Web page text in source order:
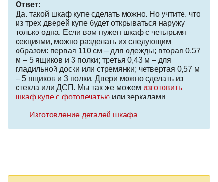
Ответ:
Да, такой шкаф купе сделать можно. Но учтите, что
из трех дверей купе будет открываться наружу
только одна. Если вам нужен шкаф с четырьмя
секциями, можно разделать их следующим
образом: первая 110 см – для одежды; вторая 0,57
м – 5 ящиков и 3 полки; третья 0,43 м – для
гладильной доски или стремянки; четвертая 0,57 м
– 5 ящиков и 3 полки. Двери можно сделать из
стекла или ДСП. Мы так же можем изготовить
шкаф купе с фотопечатью или зеркалами.
Изготовление деталей шкафа